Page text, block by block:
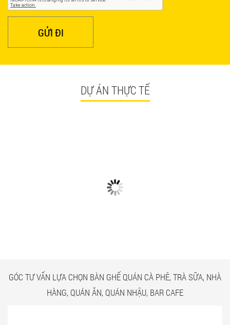
GỬI ĐI
DỰ ÁN THỰC TẾ
GÓC TƯ VẤN LỰA CHỌN BÀN GHẾ QUÁN CÀ PHÊ, TRÀ SỮA, NHÀ
HÀNG, QUÁN ĂN, QUÁN NHẬU, BAR CAFE